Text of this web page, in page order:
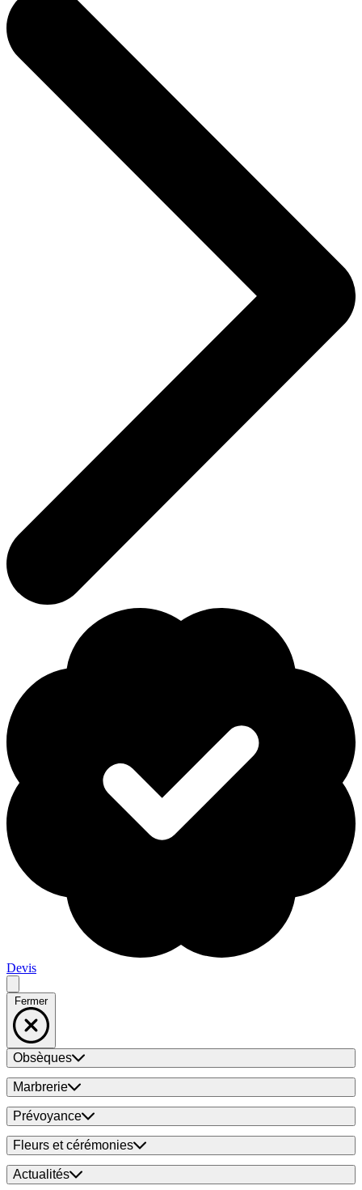
Devis
Fermer
Obsèques
Marbrerie
Prévoyance
Fleurs et cérémonies
Actualités